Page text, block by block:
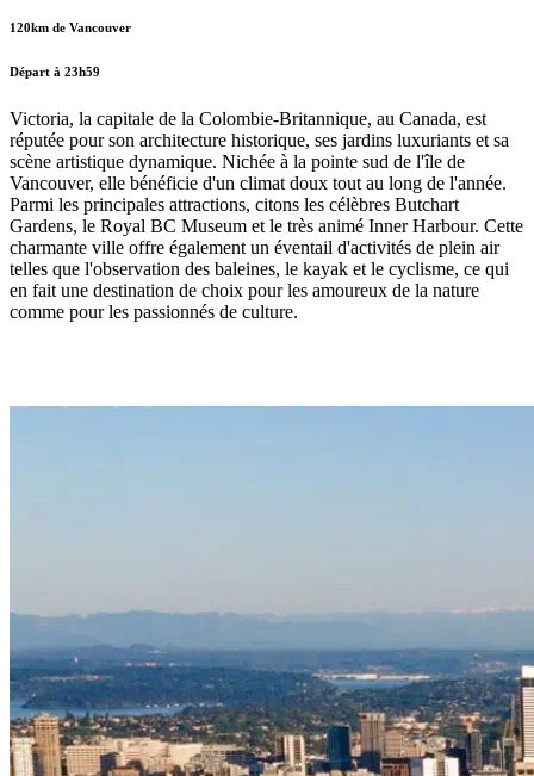
120km de Vancouver
Départ à 23h59
Victoria, la capitale de la Colombie-Britannique, au Canada, est
réputée pour son architecture historique, ses jardins luxuriants et sa
scène artistique dynamique. Nichée à la pointe sud de l'île de
Vancouver, elle bénéficie d'un climat doux tout au long de l'année.
Parmi les principales attractions, citons les célèbres Butchart
Gardens, le Royal BC Museum et le très animé Inner Harbour. Cette
charmante ville offre également un éventail d'activités de plein air
telles que l'observation des baleines, le kayak et le cyclisme, ce qui
en fait une destination de choix pour les amoureux de la nature
comme pour les passionnés de culture.